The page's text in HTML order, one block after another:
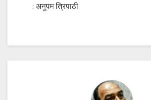
: अनुपम त्रिपाठी